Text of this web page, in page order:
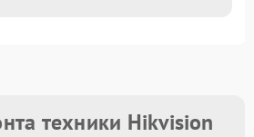
техники Hikvision